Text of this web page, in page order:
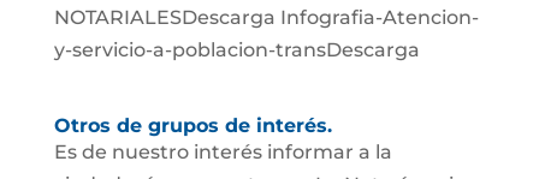
NOTARIALESDescarga Infografia-Atencion-
y-servicio-a-poblacion-transDescarga
Otros de grupos de interés.
Es de nuestro interés informar a la